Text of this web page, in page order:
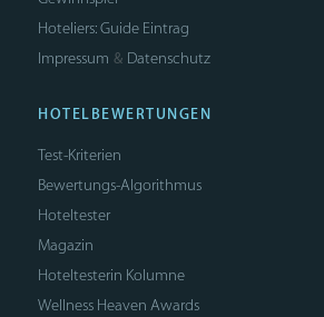
Hoteliers: Guide Eintrag
Impressum & Datenschutz
HOTELBEWERTUNGEN
Test-Kriterien
Bewertungs-Algorithmus
Hoteltester
Magazin
Hoteltesterin Kolumne
Wellness Heaven Awards